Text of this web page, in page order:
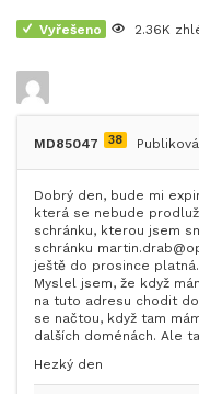
Vyřešeno 2.36K
MD85047 38
Dobrý den, bude mi
která se nebude
schránku, kterou jsem
schránku
ještě do prosince
Myslel jsem, že když
na tuto adresu chodit
se načtou, když tam
dalších doménách. Ale
Hezký den